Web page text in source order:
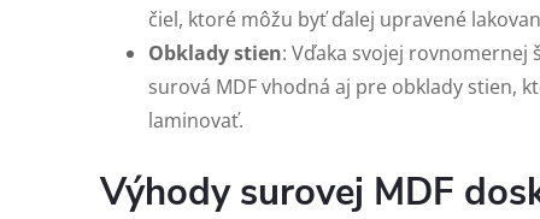
čiel, ktoré môžu byť ďalej upravené
Obklady stien: Vďaka svojej
surová MDF vhodná aj pre obklady stien,
laminovať.
Výhody surovej MDF